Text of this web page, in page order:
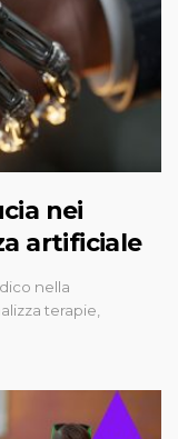
nei
artificiale
nella
terapie,